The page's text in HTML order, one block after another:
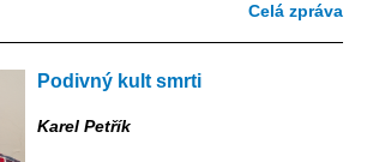
Celá zpráva
Podivný kult smrti
Karel Petřík